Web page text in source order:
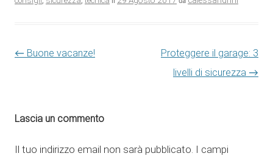
Navigazione articolo
← Buone vacanze!
Proteggere il garage: 3
livelli di sicurezza →
Lascia un commento
Il tuo indirizzo email non sarà pubblicato. I campi